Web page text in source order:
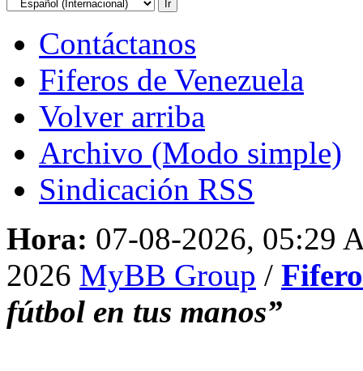
Contáctanos
Fiferos de Venezuela
Volver arriba
Archivo (Modo simple)
Sindicación RSS
Hora: 07-08-2026, 05:29
2026 MyBB Group /
fútbol en tus manos”